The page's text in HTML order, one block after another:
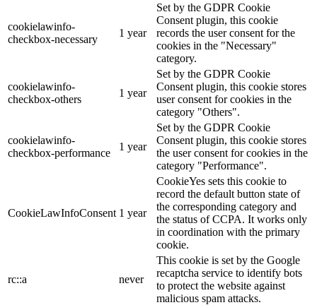
cookielawinfo-
checkbox-necessary
1 year
Set by the GDPR Cookie
Consent plugin, this cookie
records the user consent for the
cookies in the "Necessary"
category.
cookielawinfo-
checkbox-others
1 year
Set by the GDPR Cookie
Consent plugin, this cookie stores
user consent for cookies in the
category "Others".
cookielawinfo-
checkbox-performance
1 year
Set by the GDPR Cookie
Consent plugin, this cookie stores
the user consent for cookies in the
category "Performance".
CookieLawInfoConsent 1 year
CookieYes sets this cookie to
record the default button state of
the corresponding category and
the status of CCPA. It works only
in coordination with the primary
cookie.
rc::a never
This cookie is set by the Google
recaptcha service to identify bots
to protect the website against
malicious spam attacks.